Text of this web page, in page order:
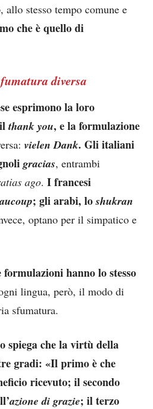
, allo stesso tempo comune e
che è quello di
diversa
esprimono la loro
thank you, e la formulazione
vielen Dank. Gli italiani
gracias, entrambi
ago. I francesi
; gli arabi, loshukran
optano per il simpatico e
hanno lo stesso
lingua, però, il modo di
sfumatura.
spiega che la virtù della
gradi: «Il primo è che
ricevuto; il secondo
azione di grazie; il terzo